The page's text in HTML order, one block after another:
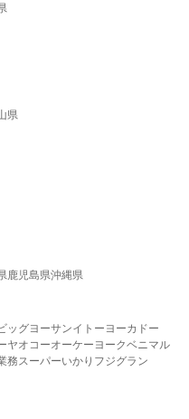
県
鹿児島県沖縄県
ッグヨーサンイトーヨーカドー
ヤオコーオーケー ヨークベニマル
務スーパーいかり フジグラン